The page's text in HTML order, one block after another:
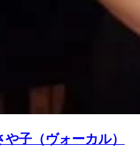
子（ヴォーカル）